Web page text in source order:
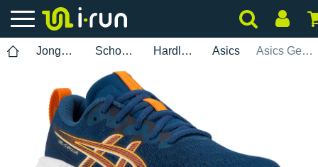
Jongens Schoenen Hardlopen Asics Asics Gel-Cumulus 27 GS Junior